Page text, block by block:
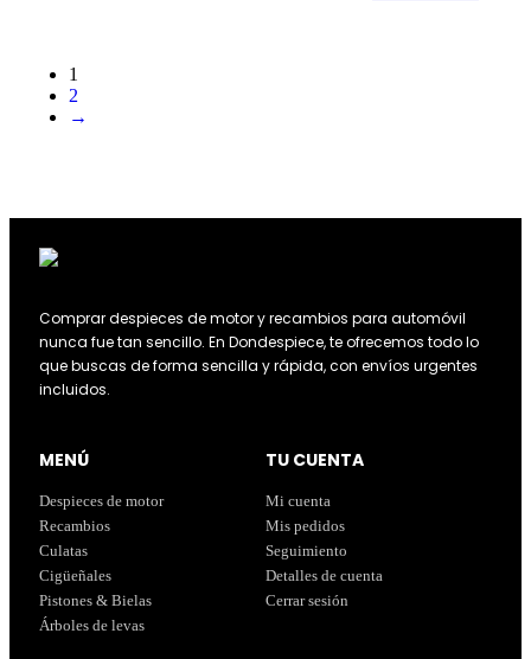
1
2
→
Comprar despieces de motor y recambios para automóvil
nunca fue tan sencillo. En Dondespiece, te ofrecemos todo lo
que buscas de forma sencilla y rápida, con envíos urgentes
incluidos.
MENÚ
Despieces de motor
Recambios
Culatas
Cigüeñales
Pistones & Bielas
Árboles de levas
TU CUENTA
Mi cuenta
Mis pedidos
Seguimiento
Detalles de cuenta
Cerrar sesión